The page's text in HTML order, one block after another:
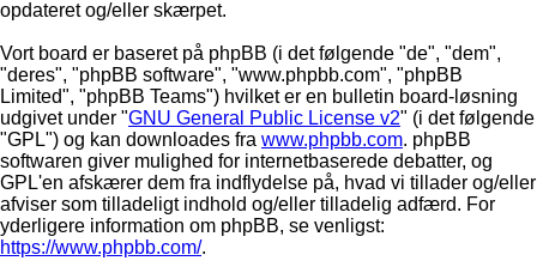
opdateret og/eller skærpet.
Vort board er baseret på phpBB (i det følgende "de", "dem",
"deres", "phpBB software", "www.phpbb.com", "phpBB
Limited", "phpBB Teams") hvilket er en bulletin board-løsning
udgivet under "GNU General Public License v2" (i det følgende
"GPL") og kan downloades fra www.phpbb.com. phpBB
softwaren giver mulighed for internetbaserede debatter, og
GPL'en afskærer dem fra indflydelse på, hvad vi tillader og/eller
afviser som tilladeligt indhold og/eller tilladelig adfærd. For
yderligere information om phpBB, se venligst:
https://www.phpbb.com/.